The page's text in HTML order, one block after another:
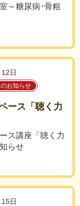
～糖尿病･骨粗
日
お知らせ
ース「聴く力
ス講座「聴く力
らせ
日